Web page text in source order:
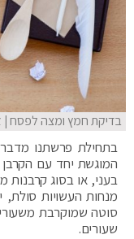
בדיקת חמץ ומצה לפסח|
בתחילת פרשתנו
המוגשת יחד עם
בעני, או בסוג קרבנות
מנחות העשויות סולת,
סוטה שמוקרבת
שעורים.